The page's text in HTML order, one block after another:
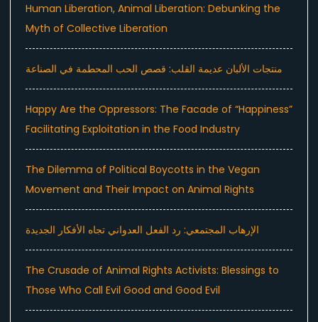
Human Liberation, Animal Liberation: Debunking the
Myth of Collective Liberation
منتجات الألبان عديمة القلب: قصص الحب المحطمة في الصناعة
Happy Are the Oppressors: The Facade of “Happiness”
Facilitating Exploitation in the Food Industry
The Dilemma of Political Boycotts in the Vegan
Movement and Their Impact on Animal Rights
الإرهاب المجتمعي: رد الفعل العدواني تجاه الأفكار الجديدة
The Crusade of Animal Rights Activists: Blessings to
Those Who Call Evil Good and Good Evil